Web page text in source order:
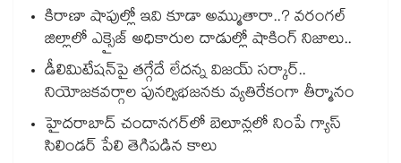
కిరాణా షాపుల్లో ఇవి కూడా అమ్ముతారా..? వరంగల్
జిల్లాలో ఎక్సైజ్ అధికారుల దాడుల్లో షాకింగ్ నిజాలు..
డీలిమిటేషన్‎పై తగ్గేదే లేదన్న విజయ్ సర్కార్..
నియోజకవర్గాల పునర్విభజనకు వ్యతిరేకంగా తీర్మానం
హైదరాబాద్⁪ చందానగర్⁫లో బెలూన్లలో నింపే గ్యాస్
సిలిండర్ పేలి తెగిపడిన కాలు